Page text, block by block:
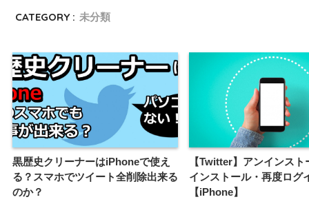
CATEGORY : 未分類
黒歴史クリーナーはiPhoneで使え
る？スマホでツイート全削除出来る
のか？
【Twitter】アンインスト
インストール・再度ログ
【iPhone】